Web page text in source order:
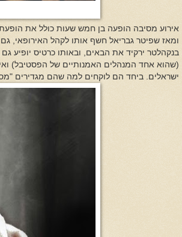
אירוע מסיבה הופעה בן חמש שעות כולל את
ומאז שפיטר גבריאל חשף אותו לקהל האירופאי,
בנקהלטר ירקיד את הבאים, ובאותו כרטיס יופיע
(שהוא אחד המנהלים האמנותיים של הפסטיבל)
ישראלים. ביחד הם לוקחים למה שהם מגדירים "מסע